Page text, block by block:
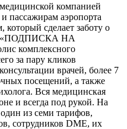
компанией
и пассажирам аэропорта
который сделает заботу о
«ПОДПИСКА НА
комплексного
за пару кликов
врачей, более 7
посещений, а также
Вся медицинская
и всегда под рукой. На
из семи тарифов,
сотрудников DME, их